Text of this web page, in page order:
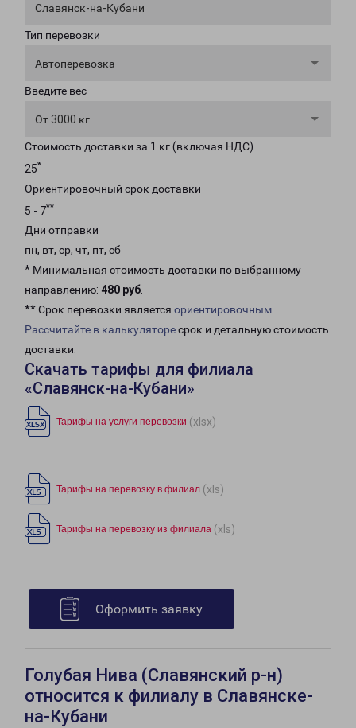
Славянск-на-Кубани
Тип перевозки
Автоперевозка
Введите вес
От 3000 кг
Стоимость доставки за 1 кг (включая НДС)
25*
Ориентировочный срок доставки
5 - 7**
Дни отправки
пн, вт, ср, чт, пт, сб
* Минимальная стоимость доставки по выбранному
направлению: 480 руб.
** Срок перевозки является ориентировочным
Рассчитайте в калькуляторесрок и детальную стоимость
доставки.
Скачать тарифы для филиала
«Славянск-на-Кубани»
Тарифы на услуги перевозки (xlsx)
Тарифы на перевозку в филиал (xls)
Тарифы на перевозку из филиала (xls)
Оформить заявку
Голубая Нива (Славянский р-н)
относится к филиалу в Славянске-
на-Кубани